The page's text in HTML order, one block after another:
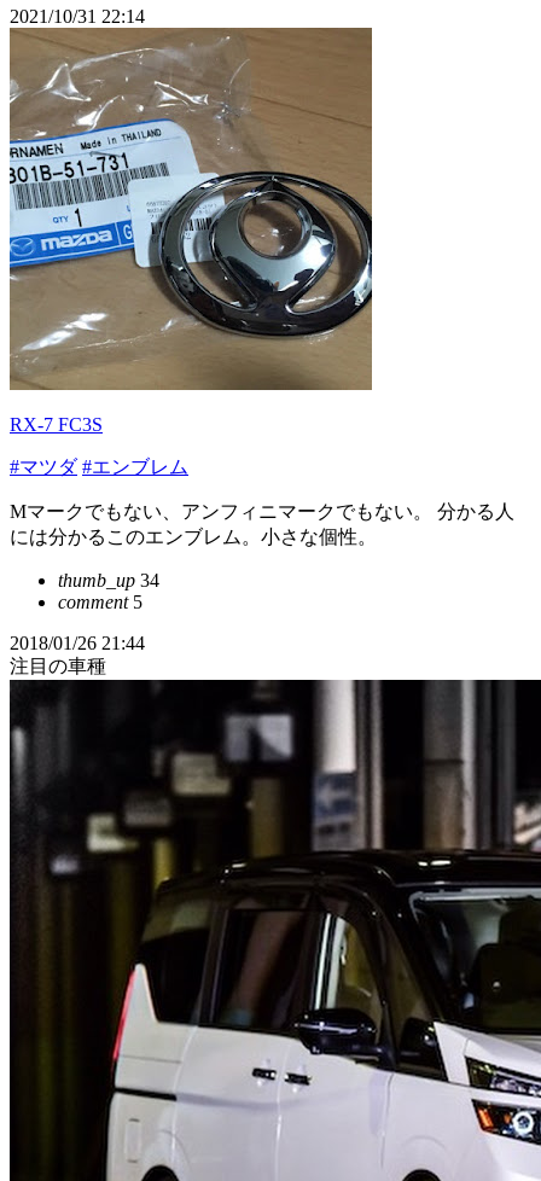
2021/10/31 22:14
RX-7 FC3S
#マツダ #エンブレム
Mマークでもない、アンフィニマークでもない。 分かる人
には分かるこのエンブレム。小さな個性。
thumb_up 34
comment5
2018/01/26 21:44
注目の車種